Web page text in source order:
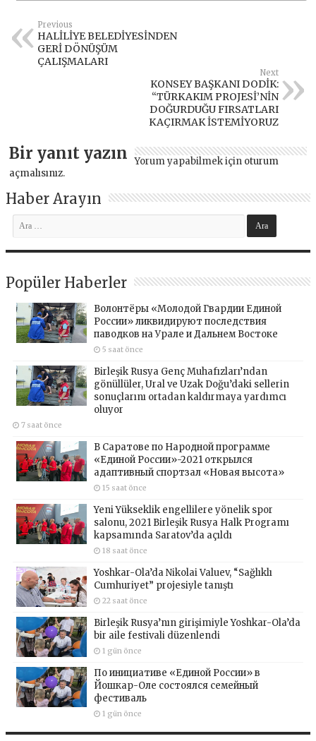
Previous
HALİLİYE BELEDİYESİNDEN
GERİ DÖNÜŞÜM
ÇALIŞMALARI
Next
KONSEY BAŞKANI DODİK:
“TÜRKAKIM PROJESİ’NİN
DOĞURDUĞU FIRSATLARI
KAÇIRMAK İSTEMİYORUZ
Bir yanıt yazın Yorum yapabilmek için oturum
açmalısınız.
Haber Arayın
Popüler Haberler
Волонтёры «Молодой Гвардии Единой
России» ликвидируют последствия
паводков на Урале и Дальнем Востоке
5 saat önce
Birleşik Rusya Genç Muhafızları’ndan
gönüllüler, Ural ve Uzak Doğu’daki sellerin
sonuçlarını ortadan kaldırmaya yardımcı
oluyor
7 saat önce
В Саратове по Народной программе
«Единой России»-2021 открылся
адаптивный спортзал «Новая высота»
15 saat önce
Yeni Yükseklik engellilere yönelik spor
salonu, 2021 Birleşik Rusya Halk Programı
kapsamında Saratov’da açıldı
18 saat önce
Yoshkar-Ola’da Nikolai Valuev, “Sağlıklı
Cumhuriyet” projesiyle tanıştı
22 saat önce
Birleşik Rusya’nın girişimiyle Yoshkar-Ola’da
bir aile festivali düzenlendi
1 gün önce
По инициативе «Единой России» в
Йошкар-Оле состоялся семейный
фестиваль
1 gün önce